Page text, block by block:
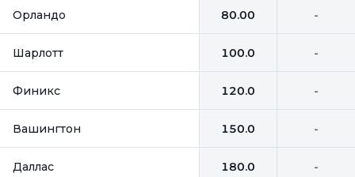
Орландо 80.00 -
Шарлотт 100.0 -
Финикс 120.0 -
Вашингтон 150.0 -
Даллас 180.0 -